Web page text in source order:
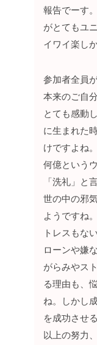
報告でーす。
がとてもユ
イワイ楽し
参加者全員
本来のご自
とても感動
に生まれた
けですよね
何億という
「洗礼」と
世の中の邪
ようですね
トレスもな
ローンや嫌
がらみやス
る理由も、
ね。しかし
を成功させ
以上の努力